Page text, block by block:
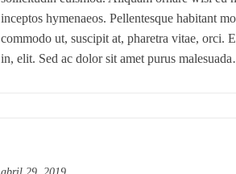
inceptos hymenaeos. Pellentesque habitant
commodo ut, suscipit at, pharetra vitae, orci.
in, elit. Sed ac dolor sit amet purus